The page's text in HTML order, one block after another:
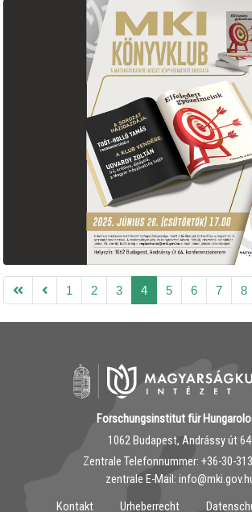
1 2 3 4 5 6 7 8
Forschungsinstitut für
1062 Budapest, Andrássy út 64.
Zentrale Telefonnummer: ‭+36-30-
zentrale E-Mail:
Kontakt
Urheberrecht